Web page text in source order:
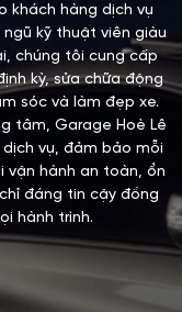
khách hàng dịch vụ
kỹ thuật viên giàu
chúng tôi cung cấp
kỳ, sửa chữa động
sóc và làm đẹp xe.
tâm, Garage Hoè Lê
vụ, đảm bảo mỗi
vận hành an toàn, ổn
đáng tin cậy đồng
hành trình.